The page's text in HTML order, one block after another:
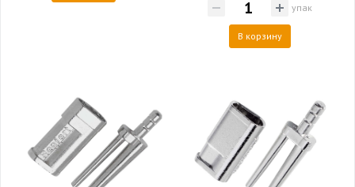
упак
В корзину